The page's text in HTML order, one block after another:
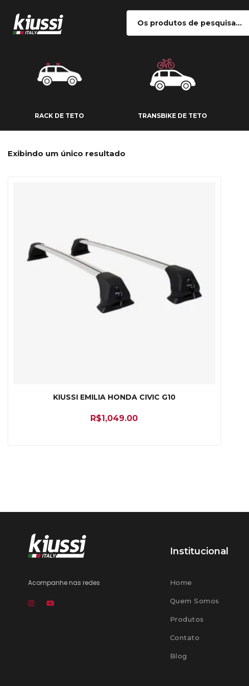
RACK DE TETO TRANSBIKE DE TETO
TRANSBIKE DE TETO
Exibindo um único resultado
KIUSSI EMILIA HONDA CIVIC G10
R$1,049.00
Acompanhe nas redes
Institucional
Home
Quem Somos
Produtos
Contato
Blog